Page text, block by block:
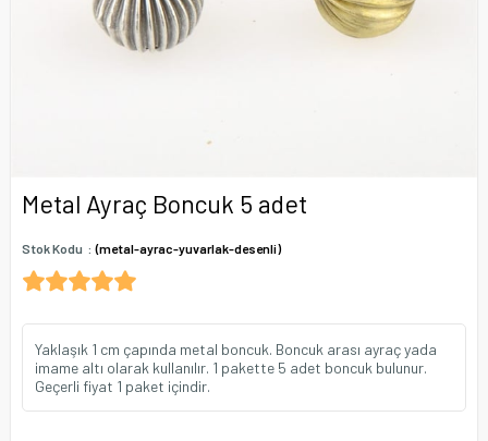
Metal Ayraç Boncuk 5 adet
Stok Kodu (metal-ayrac-yuvarlak-desenli)
Yaklaşık 1 cm çapında metal boncuk. Boncuk arası ayraç yada
imame altı olarak kullanılır. 1 pakette 5 adet boncuk bulunur.
Geçerli fiyat 1 paket içindir.